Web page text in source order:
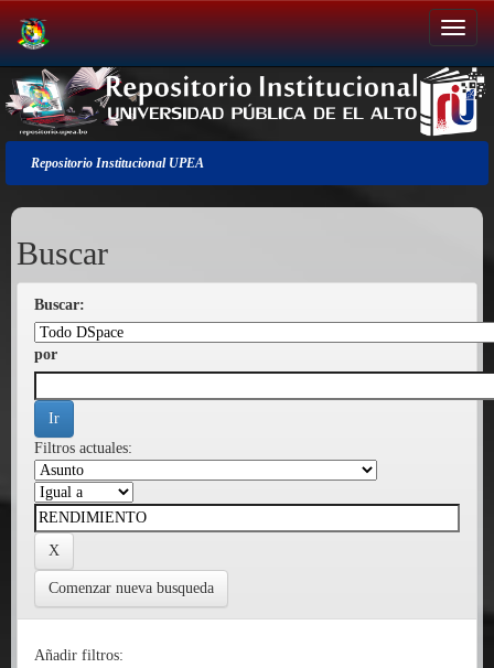
Salir
de
la
navegación
Repositorio Institucional UPEA
Buscar
Buscar:
por
Filtros actuales:
Comenzar nueva busqueda
Añadir filtros: